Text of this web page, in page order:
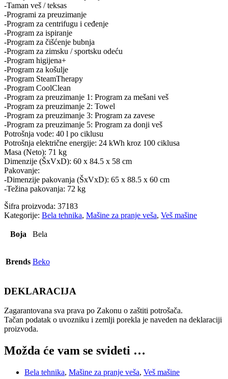
-Taman veš / teksas
-Programi za preuzimanje
-Program za centrifugu i ceđenje
-Program za ispiranje
-Program za čišćenje bubnja
-Program za zimsku / sportsku odeću
-Program higijena+
-Program za košulje
-Program SteamTherapy
-Program CoolClean
-Program za preuzimanje 1: Program za mešani veš
-Program za preuzimanje 2: Towel
-Program za preuzimanje 3: Program za zavese
-Program za preuzimanje 5: Program za donji veš
Potrošnja vode: 40 l po ciklusu
Potrošnja električne energije: 24 kWh kroz 100 ciklusa
Masa (Neto): 71 kg
Dimenzije (ŠxVxD): 60 x 84.5 x 58 cm
Pakovanje:
-Dimenzije pakovanja (ŠxVxD): 65 x 88.5 x 60 cm
-Težina pakovanja: 72 kg
Šifra proizvoda: 37183
Kategorije: Bela tehnika, Mašine za pranje veša, Veš mašine
Boja Bela
Brends Beko
DEKLARACIJA
Zagarantovana sva prava po Zakonu o zaštiti potrošača.
Tačan podatak o uvozniku i zemlji porekla je naveden na deklaraciji
proizvoda.
Možda će vam se svideti …
Bela tehnika, Mašine za pranje veša, Veš mašine